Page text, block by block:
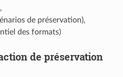
de préservation),
des formats)
de préservation